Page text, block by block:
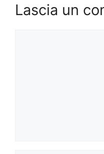
Lascia un